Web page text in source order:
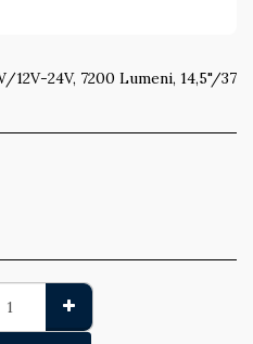
24V, 7200 Lumeni, 14,5"/37